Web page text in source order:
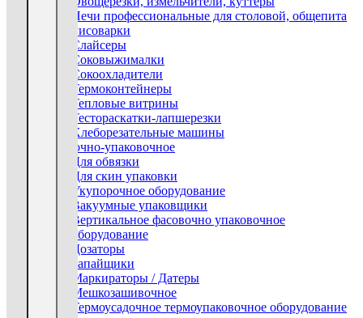
Печи профессиональные для столовой, общепита
Рисоварки
Слайсеры
Соковыжималки
Сокоохладители
Термоконтейнеры
Тепловые витрины
Тестораскатки-лапшерезки
Хлеборезательные машины
Фасовочно-упаковочное
Для обвязки
Для скин упаковки
Укупорочное оборудование
Вакуумные упаковщики
Вертикальное фасовочно упаковочное
оборудование
Дозаторы
Запайщики
Маркираторы / Датеры
Мешкозашивочное
Термоусадочное термоупаковочное оборудование